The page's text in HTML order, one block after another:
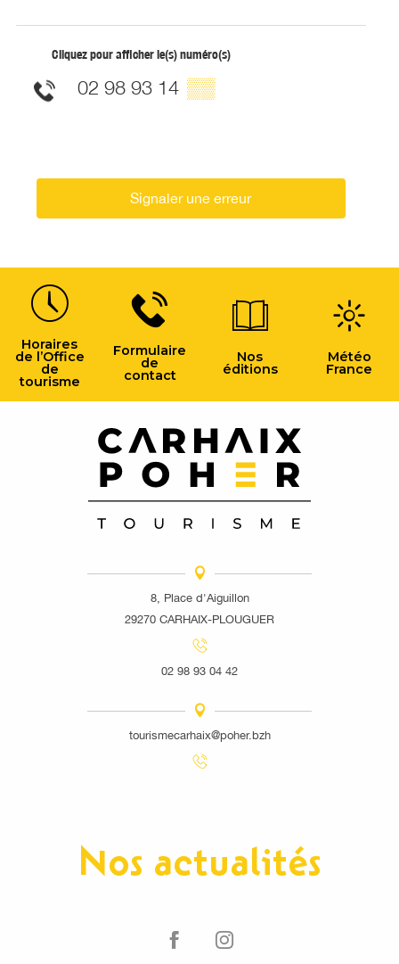
Cliquez pour afficher le(s) numéro(s)
02 98 93 14 ▒▒
Signaler une erreur
Horaires
de l’Office
de
tourisme
Formulaire
de
contact
Nos
éditions
Météo
France
8, Place d'Aiguillon
29270 CARHAIX-PLOUGUER
02 98 93 04 42
tourismecarhaix@poher.bzh
Nos actualités